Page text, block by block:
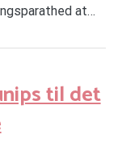
at…
til det